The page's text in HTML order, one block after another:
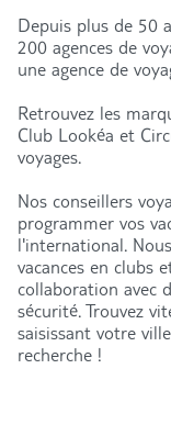
Depuis plus de 50
200 agences de
une agence de
Retrouvez les
Club Lookéa et
voyages.
Nos conseillers
programmer vos
l'international.
vacances en clubs
collaboration avec
sécurité. Trouvez
saisissant votre
recherche !